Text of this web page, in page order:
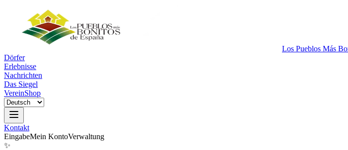
Los Pueblos Más
Dörfer
Erlebnisse
Nachrichten
Das Siegel
VereinShop
Kontakt
EingabeMein KontoVerwaltung
✨